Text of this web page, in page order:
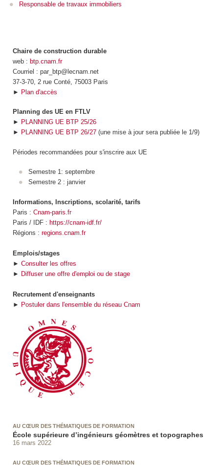
Responsable de travaux immobiliers
Chaire de construction durable
web : btp.cnam.fr
Courriel : par_btp@lecnam.net
37-3-70, 2 rue Conté, 75003 Paris
► Plan d'accès
Planning des UE en FTLV
► PLANNING UE BTP 25/26
► PLANNING UE BTP 26/27(une mise à jour sera publiée le 1/9)
Périodes recommandées pour s'inscrire aux UE
Semestre 1: septembre
Semestre 2 : janvier
Informations, Inscriptions, scolarité, tarifs
Paris : Cnam-paris.fr
Paris / IDF : https://cnam-idf.fr/
Régions : regions.cnam.fr
Emplois/stages
► Consulter les offres
► Diffuser une offre d'emploi ou de stage
Recrutement d'enseignants
► Postuler dans l'ensemble du réseau Cnam
AU CŒUR DES THÉMATIQUES DE FORMATION
École supérieure d’ingénieurs géomètres et topographes
16 mars 2022
AU CŒUR DES THÉMATIQUES DE FORMATION